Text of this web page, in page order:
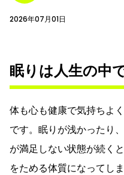
2026年07月01日
眠りは人生の中
体も心も健康で気持ちよ
です。眠りが浅かったり
が満足しない状態が続く
をためる体質になってしま